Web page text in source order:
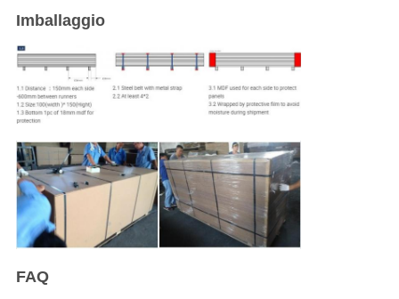
Imballaggio
FAQ